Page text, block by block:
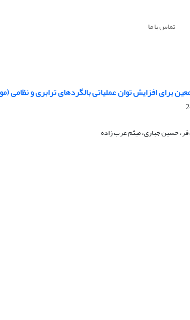
تماس با ما
برای افزایش توان عملیاتی بالگردهای ترابری و نظامی
حسین جباری، میثم عرب زاده